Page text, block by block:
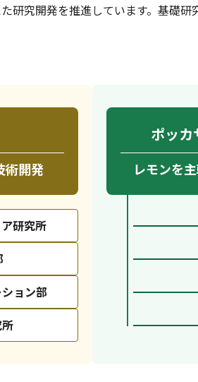
研究開発を推進しています。基礎
術開発
研究所
ョン部
ポッ
レモンを